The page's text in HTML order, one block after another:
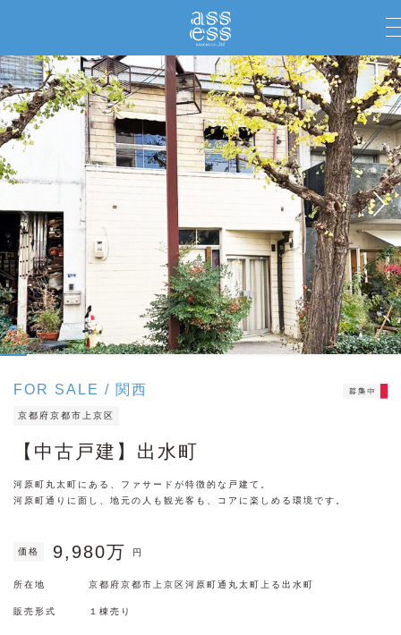
FOR SALE 関西
京都府京都市上京区
【中古戸建】出水町
河原町丸太町にある、ファサードが特徴的な戸建て。
河原町通りに面し、地元の人も観光客も、コアに楽しめる環境です。
価格 9,980万 円
所在地 京都府京都市上京区河原町通丸太町上る出水町
販売形式 １棟売り